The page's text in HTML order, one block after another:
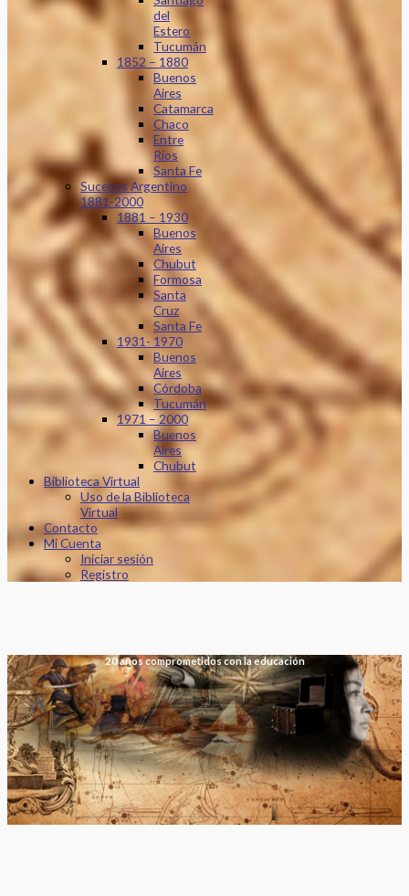
del
Estero
Tucumán
1852 – 1880
Buenos
Aires
Catamarca
Chaco
Entre
Ríos
Santa Fe
Sucesos Argentino
1881-2000
1881 – 1930
Buenos
Aires
Chubut
Formosa
Santa
Cruz
Santa Fe
1931- 1970
Buenos
Aires
Córdoba
Tucumán
1971 – 2000
Buenos
Aires
Chubut
Biblioteca Virtual
Uso de la Biblioteca
Virtual
Contacto
Mi Cuenta
Iniciar sesión
Registro
20 años comprometidos con la educación